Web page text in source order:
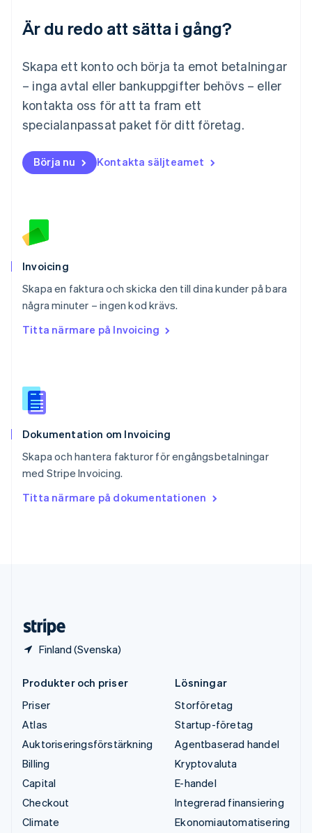
Är du redo att sätta i gång?
Skapa ett konto och börja ta emot betalningar
– inga avtal eller bankuppgifter behövs – eller
kontakta oss för att ta fram ett
specialanpassat paket för ditt företag.
Börja nu Kontakta säljteamet
Invoicing
Skapa en faktura och skicka den till dina kunder på bara
några minuter – ingen kod krävs.
Titta närmare på Invoicing
Dokumentation om Invoicing
Skapa och hantera fakturor för engångsbetalningar
med Stripe Invoicing.
Titta närmare på dokumentationen
Finland (Svenska)
English简体中文
Malta
Mexiko
English
Nederländerna
NederlandsEnglish
Norge
Nya Zeeland
English
Polen
Português
Rumänien
Schweiz
Deutsch
Singapore
English 简体中文
English
Español
Storbritannien
Sverige
Thailand
ไทยEnglish
English
Produkter och priser
Priser
Atlas
Auktoriseringsförstärkning
Billing
Capital
Checkout
Climate
Lösningar
Storföretag
Startup-företag
Agentbaserad handel
Kryptovaluta
E-handel
Integrerad finansiering
Ekonomiautomatisering